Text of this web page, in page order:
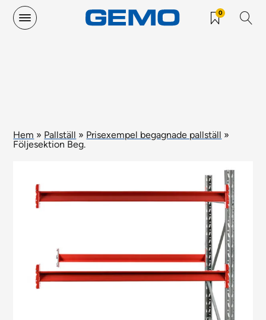
0
Hem » Pallställ » Prisexempel begagnade pallställ »
Följesektion Beg.